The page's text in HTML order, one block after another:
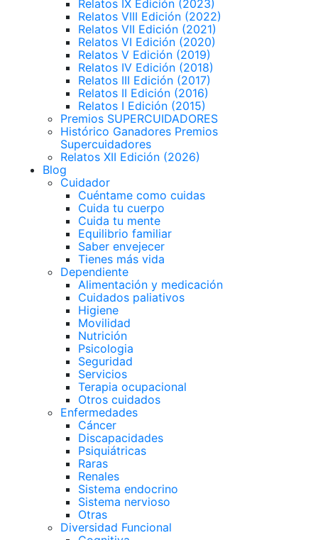
Relatos IX Edición (2023)
Relatos VIII Edición (2022)
Relatos VII Edición (2021)
Relatos VI Edición (2020)
Relatos V Edición (2019)
Relatos IV Edición (2018)
Relatos III Edición (2017)
Relatos II Edición (2016)
Relatos I Edición (2015)
Premios SUPERCUIDADORES
Histórico Ganadores Premios
Supercuidadores
Relatos XII Edición (2026)
Blog
Cuidador
Cuéntame como cuidas
Cuida tu cuerpo
Cuida tu mente
Equilibrio familiar
Saber envejecer
Tienes más vida
Dependiente
Alimentación y medicación
Cuidados paliativos
Higiene
Movilidad
Nutrición
Psicologia
Seguridad
Servicios
Terapia ocupacional
Otros cuidados
Enfermedades
Cáncer
Discapacidades
Psiquiátricas
Raras
Renales
Sistema endocrino
Sistema nervioso
Otras
Diversidad Funcional